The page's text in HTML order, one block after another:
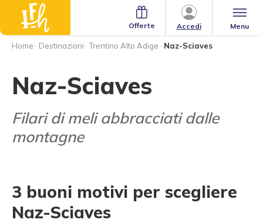
Menu
Accedi
Offerte
Home · Destinazioni ·Trentino Alto Adige · Naz-Sciaves
Naz-Sciaves
Filari di meli abbracciati dalle
montagne
3 buoni motivi per scegliere
Naz-Sciaves